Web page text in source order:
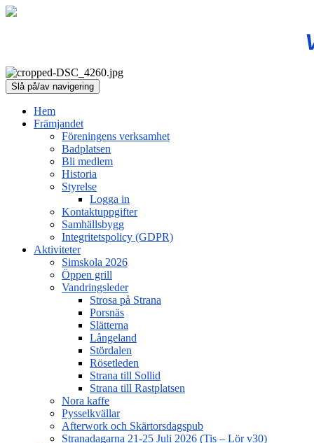
Slå på/av navigering
Hem
Främjandet
Föreningens verksamhet
Badplatsen
Bli medlem
Historia
Styrelse
Logga in
Kontaktuppgifter
Samhällsbygg
Integritetspolicy (GDPR)
Aktiviteter
Simskola 2026
Öppen grill
Vandringsleder
Strosa på Strana
Porsnäs
Slätterna
Långeland
Stördalen
Rösetleden
Strana till Sollid
Strana till Rastplatsen
Nora kaffe
Pysselkvällar
Afterwork och Skärtorsdagspub
Stranadagarna 21-25 Juli 2026 (Tis – Lör v30)